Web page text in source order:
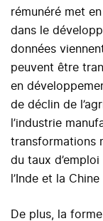
rémunéré met
dans le
données
peuvent être
en
de déclin de
l’industrie
transformations
du taux
l’Inde et la
De plus, la